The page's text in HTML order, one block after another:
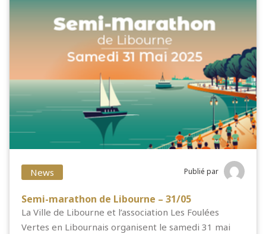
News Publié par
Semi-marathon de Libourne – 31/05
La Ville de Libourne et l’association Les Foulées
Vertes en Libournais organisent le samedi 31 mai